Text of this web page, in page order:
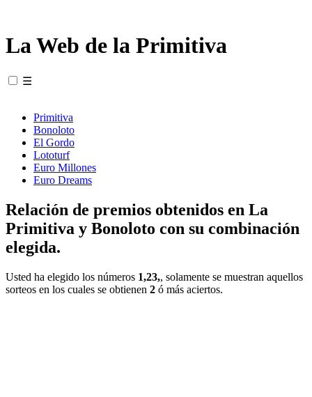
La Web de la Primitiva
☰
Primitiva
Bonoloto
El Gordo
Lototurf
Euro Millones
Euro Dreams
Relación de premios obtenidos en La
Primitiva y Bonoloto con su combinación
elegida.
Usted ha elegido los números 1,23,, solamente se muestran aquellos
sorteos en los cuales se obtienen 2 ó más aciertos.